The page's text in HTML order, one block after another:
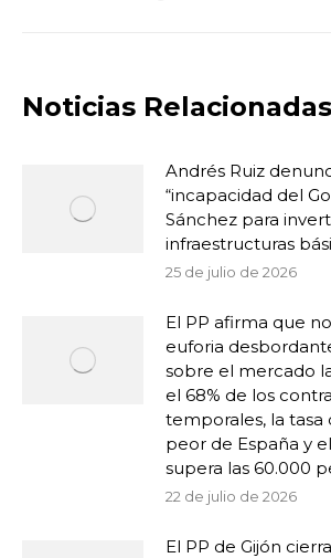
Noticias Relacionadas
Andrés Ruiz
“incapacidad del
Sánchez para
infraestructuras
25 de julio de 2026
El PP afirma que
euforia
sobre el mercado
el 68% de los
temporales, la tasa
peor de España y
supera las 60.000
22 de julio de 2026
El PP de Gijón